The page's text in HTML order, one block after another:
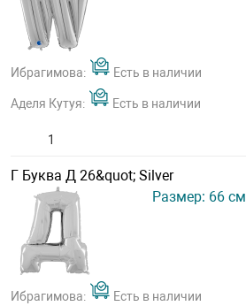
Ибрагимова: Есть в наличии
Аделя Кутуя: Есть в наличии
Г Буква Д 26&quot; Silver
Размер: 66 см
Ибрагимова: Есть в наличии